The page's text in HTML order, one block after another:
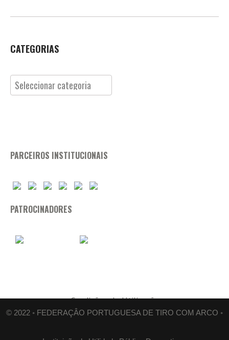
CATEGORIAS
Categorias
PARCEIROS INSTITUCIONAIS
PATROCINADORES
Condições de Utilização
© 2022 ◦ FEDERAÇÂO PORTUGUESA DE TIRO COM ARCO ◦